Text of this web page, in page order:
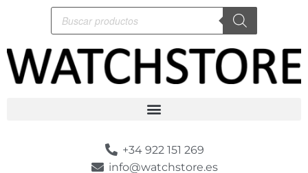
+34 922 151 269
info@watchstore.es